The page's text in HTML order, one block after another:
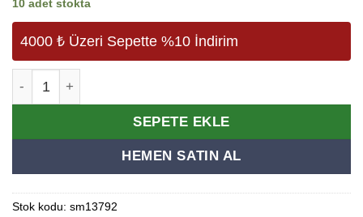
10 adet stokta
4000 ₺ Üzeri Sepette %10 İndirim
SEPETE EKLE
HEMEN SATIN AL
Alternative:
Stok kodu: sm13792